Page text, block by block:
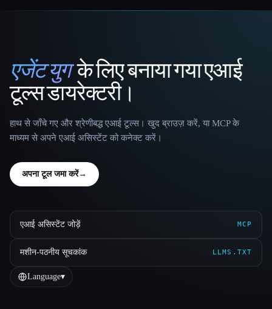
That AI Collection
एजेंट युगके लिए बनाया गया एआई
टूल्स डायरेक्टरी।
हाथ से जाँचे गए और श्रेणीबद्ध एआई टूल्स। खुद ब्राउज़ करें, या MCP के
माध्यम से अपने एआई असिस्टेंट को कनेक्ट करें।
अपना टूल जमा करें→
एआई असिस्टेंट जोड़ें MCP
मशीन-पठनीय सूचकांक LLMS.TXT
Language▾